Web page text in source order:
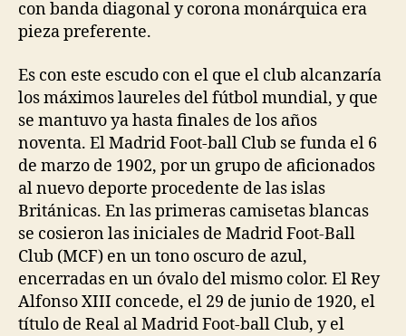
con banda diagonal y corona monárquica era
pieza preferente.
Es con este escudo con el que el club alcanzaría
los máximos laureles del fútbol mundial, y que
se mantuvo ya hasta finales de los años
noventa. El Madrid Foot-ball Club se funda el 6
de marzo de 1902, por un grupo de aficionados
al nuevo deporte procedente de las islas
Británicas. En las primeras camisetas blancas
se cosieron las iniciales de Madrid Foot-Ball
Club (MCF) en un tono oscuro de azul,
encerradas en un óvalo del mismo color. El Rey
Alfonso XIII concede, el 29 de junio de 1920, el
título de Real al Madrid Foot-ball Club, y el